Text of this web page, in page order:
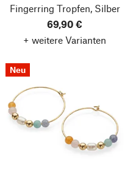
Fingerring Tropfen, Silber
69,90 €
+ weitere Varianten
Neu